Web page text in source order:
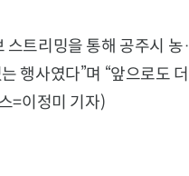
트리밍을 통해 공주시 농·
행사였다”며 “앞으로도 더
=이정미 기자)